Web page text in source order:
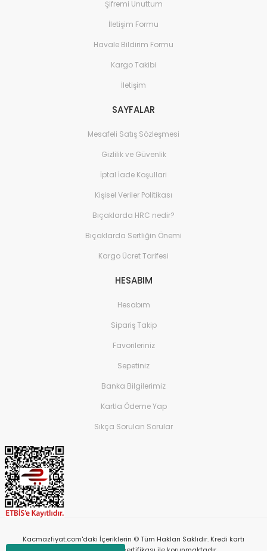
Şifremi Unuttum
İletişim Formu
Havale Bildirim Formu
Kargo Takibi
İletişim
SAYFALAR
Mesafeli Satış Sözleşmesi
Gizlilik ve Güvenlik
İptal İade Koşullari
Kişisel Veriler Politikası
Bıçaklarda HRC nedir?
Bıçaklarda Sertliğin Önemi
Kargo Ücret Tarifesi
HESABIM
Hesabım
Sipariş Takip
Favorileriniz
Sepetiniz
Banka Bilgilerimiz
Kartla Ödeme Yap
Sıkça Sorulan Sorular
Kacmazfiyat.com'daki İçeriklerin © Tüm Hakları Saklıdır. Kredi kartı